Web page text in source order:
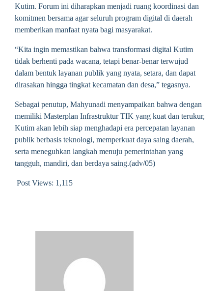
Kutim. Forum ini diharapkan menjadi ruang koordinasi dan
komitmen bersama agar seluruh program digital di daerah
memberikan manfaat nyata bagi masyarakat.
“Kita ingin memastikan bahwa transformasi digital Kutim
tidak berhenti pada wacana, tetapi benar-benar terwujud
dalam bentuk layanan publik yang nyata, setara, dan dapat
dirasakan hingga tingkat kecamatan dan desa,” tegasnya.
Sebagai penutup, Mahyunadi menyampaikan bahwa dengan
memiliki Masterplan Infrastruktur TIK yang kuat dan terukur,
Kutim akan lebih siap menghadapi era percepatan layanan
publik berbasis teknologi, memperkuat daya saing daerah,
serta meneguhkan langkah menuju pemerintahan yang
tangguh, mandiri, dan berdaya saing.(adv/05)
Post Views: 1,115